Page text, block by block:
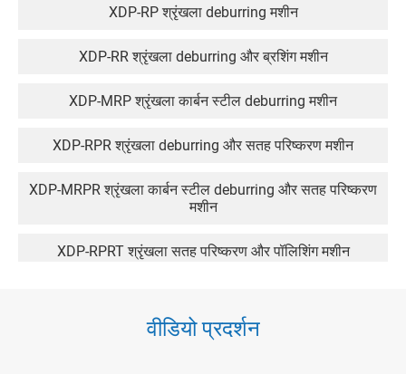
XDP-RP श्रृंखला deburring मशीन
XDP-RR श्रृंखला deburring और ब्रशिंग मशीन
XDP-MRP श्रृंखला कार्बन स्टील deburring मशीन
XDP-RPR श्रृंखला deburring और सतह परिष्करण मशीन
XDP-MRPR श्रृंखला कार्बन स्टील deburring और सतह परिष्करण
मशीन
XDP-RPRT श्रृंखला सतह परिष्करण और पॉलिशिंग मशीन
मशीन
वीडियो प्रदर्शन